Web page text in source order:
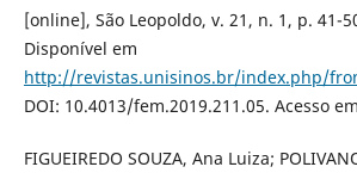
[online], São Leopoldo, v. 21, n. 1, p. 41-
Disponível em
http://revistas.unisinos.br/index.php/
DOI: 10.4013/fem.2019.211.05. Acesso
FIGUEIREDO SOUZA, Ana Luiza;